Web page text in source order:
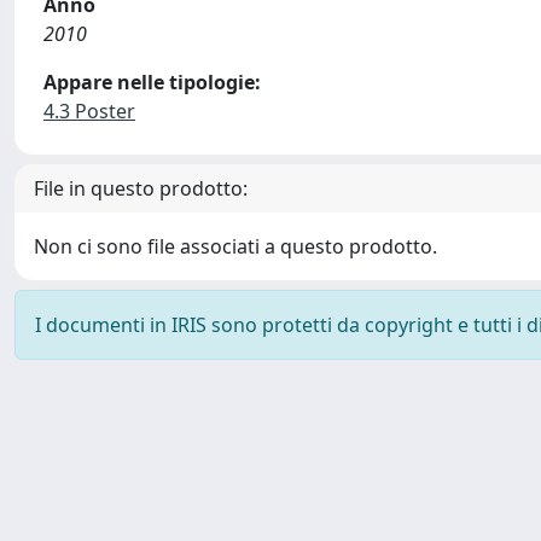
2010
Appare nelle tipologie:
4.3 Poster
File in questo prodotto:
Non ci sono file associati a questo prodotto.
I documenti in IRIS sono protetti da copyright e tutti i